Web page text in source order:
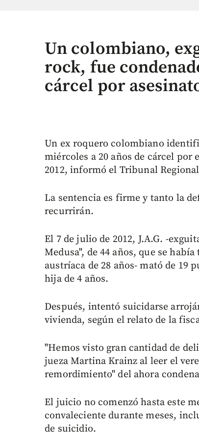
Un colombiano,
rock, fue
cárcel por
Un ex roquero colombiano
miércoles a 20 años de cárcel por
2012, informó el Tribunal
La sentencia es firme y tanto la
recurrirán.
El 7 de julio de 2012, J.A.G. -
Medusa", de 44 años, que se
austríaca de 28 años- mató de 19
hija de 4 años.
Después, intentó suicidarse
vivienda, según el relato de la
"Hemos visto gran cantidad de
jueza Martina Krainz al leer el
remordimiento" del ahora
El juicio no comenzó hasta este
convaleciente durante meses,
de suicidio.